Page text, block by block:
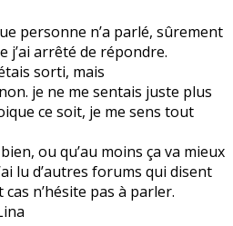
personne n’a parlé, sûrement
j’ai arrêté de répondre.
sorti, mais
je ne me sentais juste plus
ce soit, je me sens tout
ou qu’au moins ça va mieux
lu d’autres forums qui disent
n’hésite pas à parler.